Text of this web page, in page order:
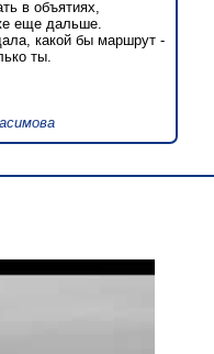
в объятиях,
еще дальше.
какой бы маршрут -
ты.